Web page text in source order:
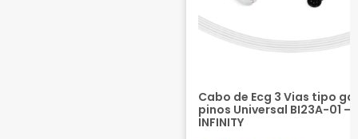
Cabo de Ecg 3 Vias tipo
pinos Universal BI23A-01 –
INFINITY